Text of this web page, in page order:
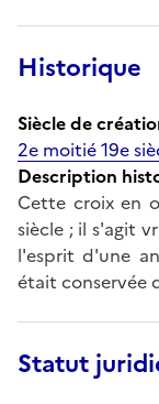
Historique
Siècle de
2e moitié 19e
Description
Cette croix en
siècle ; il s'agit
l'esprit d'une
était conservée
Statut